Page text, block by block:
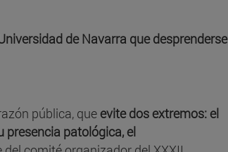
de Navarra que desprenderse
pública, que evite dos extremos: el
presencia patológica, el